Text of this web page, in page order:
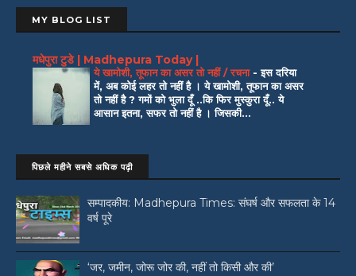
MY BLOG LIST
मधेपुरा टुडे | Madhepura Today |
ये खामोशी, तूफान का असर तो नहीं / रचना -इस दरिया
में, अब कोई लहर तो नहीं है । ये खामोशी, तूफान का असर
तो नहीं है ? गमों को भुला दूँ ..कि फिर मुस्कुरा दूँ.. ये
आसान इतना, सफर तो नहीं है । जिसकी...
पिछले महीने सबसे अधिक पढ़ी
सम्पादकीय: Madhepura Times: संघर्ष और सफलता के 14
वर्ष पूरे
‘जर, जमीन, जोरू जोर की, नहीं तो किसी और की’